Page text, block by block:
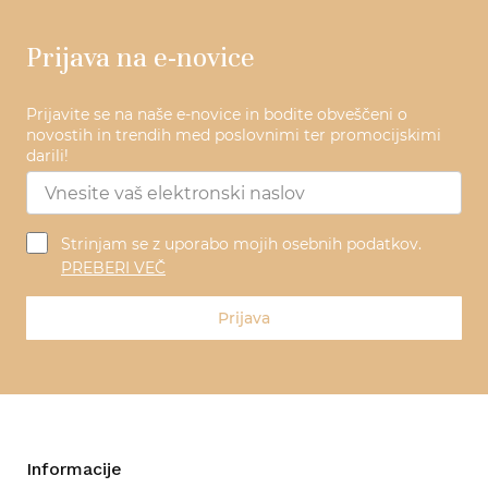
Prijava na e-novice
Prijavite se na naše e-novice in bodite obveščeni o
novostih in trendih med poslovnimi ter promocijskimi
darili!
Strinjam se z uporabo mojih osebnih podatkov.
PREBERI VEČ
Prijava
Informacije